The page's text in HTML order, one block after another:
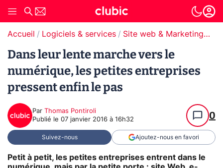
Accueil Logiciels & services Site web & Marketing Digital
Dans leur lente marche vers le
numérique, les petites entreprises
pressent enfin le pas
Par Thomas Pontiroli
Publié le 07 janvier 2016 à 16h32 0
Suivez-nous Ajoutez-nous en favori
Petit à petit, les petites entreprises entrent dans le